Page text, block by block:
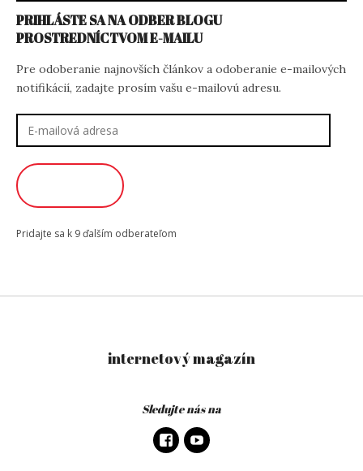
PRIHLÁSTE SA NA ODBER BLOGU
PROSTREDNÍCTVOM E-MAILU
Pre odoberanie najnovších článkov a odoberanie e-mailových
notifikácií, zadajte prosím vašu e-mailovú adresu.
adresa
Pridajte sa k 9 ďalším odberateľom
internetový magazín
Sledujte nás na